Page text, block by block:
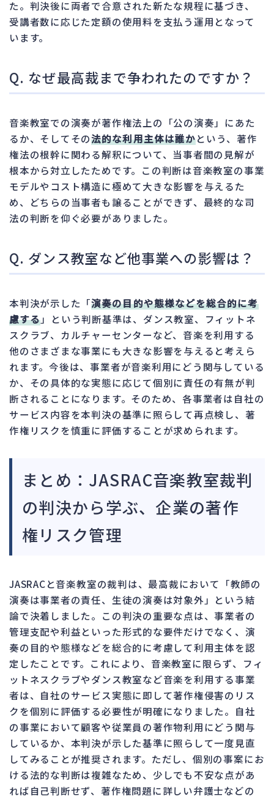
た。判決後に両者で合意された新たな規程に基づき、
受講者数に応じた定額の使用料を支払う運用となって
います。
Q. なぜ最高裁まで争われたのですか？
音楽教室での演奏が著作権法上の「公の演奏」にあた
るか、そしてその法的な利用主体は誰かという、著作
権法の根幹に関わる解釈について、当事者間の見解が
根本から対立したためです。この判断は音楽教室の事業
モデルやコスト構造に極めて大きな影響を与えるた
め、どちらの当事者も譲ることができず、最終的な司
法の判断を仰ぐ必要がありました。
Q. ダンス教室など他事業への影響は？
本判決が示した「演奏の目的や態様などを総合的に考
慮する」という判断基準は、ダンス教室、フィットネ
スクラブ、カルチャーセンターなど、音楽を利用する
他のさまざまな事業にも大きな影響を与えると考えら
れます。今後は、事業者が音楽利用にどう関与している
か、その具体的な実態に応じて個別に責任の有無が判
断されることになります。そのため、各事業者は自社の
サービス内容を本判決の基準に照らして再点検し、著
作権リスクを慎重に評価することが求められます。
まとめ：JASRAC音楽教室裁判
の判決から学ぶ、企業の著作
権リスク管理
JASRACと音楽教室の裁判は、最高裁において「教師の
演奏は事業者の責任、生徒の演奏は対象外」という結
論で決着しました。この判決の重要な点は、事業者の
管理支配や利益といった形式的な要件だけでなく、演
奏の目的や態様などを総合的に考慮して利用主体を認
定したことです。これにより、音楽教室に限らず、フィ
ットネスクラブやダンス教室など音楽を利用する事業
者は、自社のサービス実態に即して著作権侵害のリス
クを個別に評価する必要性が明確になりました。自社
の事業において顧客や従業員の著作物利用にどう関与
しているか、本判決が示した基準に照らして一度見直
してみることが推奨されます。ただし、個別の事案にお
ける法的な判断は複雑なため、少しでも不安な点があ
れば自己判断せず、著作権問題に詳しい弁護士などの